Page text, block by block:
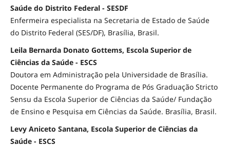
Saúde do Distrito Federal - SESDF
Enfermeira especialista na Secretaria de Estado de Saúde
do Distrito Federal (SES/DF), Brasília, Brasil.
Leila Bernarda Donato Gottems, Escola Superior de
Ciências da Saúde - ESCS
Doutora em Administração pela Universidade de Brasília.
Docente Permanente do Programa de Pós Graduação Stricto
Sensu da Escola Superior de Ciências da Saúde/ Fundação
de Ensino e Pesquisa em Ciências da Saúde. Brasília, Brasil.
Levy Aniceto Santana, Escola Superior de Ciências da
Saúde - ESCS